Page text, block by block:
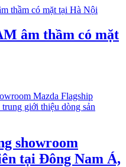
âm thầm có mặt
showroom
tại Đông Nam Á,